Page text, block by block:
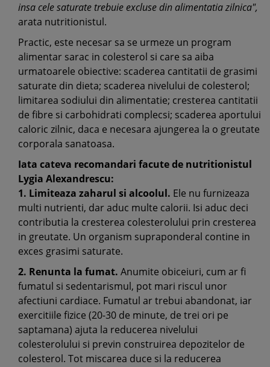
insa cele saturate trebuie excluse din alimentatia zilnica",
arata nutritionistul.
Practic, este necesar sa se urmeze un program
alimentar sarac in colesterol si care sa aiba
urmatoarele obiective: scaderea cantitatii de grasimi
saturate din dieta; scaderea nivelului de colesterol;
limitarea sodiului din alimentatie; cresterea cantitatii
de fibre si carbohidrati complecsi; scaderea aportului
caloric zilnic, daca e necesara ajungerea la o greutate
corporala sanatoasa.
Iata cateva recomandari facute de nutritionistul
Lygia Alexandrescu:
1. Limiteaza zaharul si alcoolul. Ele nu furnizeaza
multi nutrienti, dar aduc multe calorii. Isi aduc deci
contributia la cresterea colesterolului prin cresterea
in greutate. Un organism supraponderal contine in
exces grasimi saturate.
2. Renunta la fumat. Anumite obiceiuri, cum ar fi
fumatul si sedentarismul, pot mari riscul unor
afectiuni cardiace. Fumatul ar trebui abandonat, iar
exercitiile fizice (20-30 de minute, de trei ori pe
saptamana) ajuta la reducerea nivelului
colesterolului si previn construirea depozitelor de
colesterol. Tot miscarea duce si la reducerea